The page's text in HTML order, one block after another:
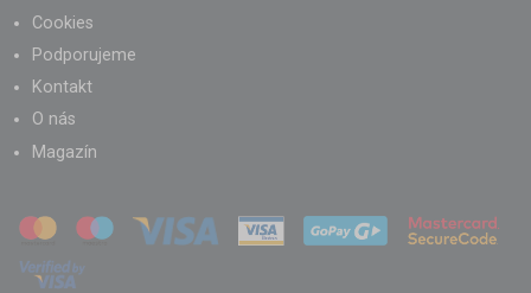
Cookies
Podporujeme
Kontakt
O nás
Magazín